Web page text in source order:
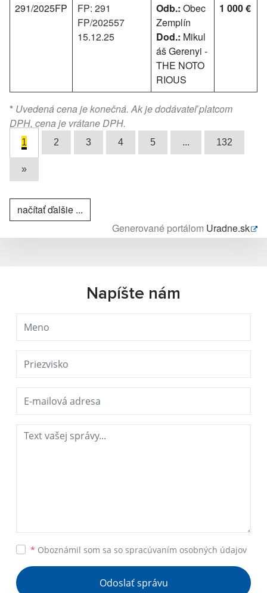
291/2025FP
FP: 291
FP/202557
15.12.25
Odb.: Obec
Zemplín
Dod.: Mikul
áš Gerenyi -
THE NOTO
RIOUS
1 000 €
* Uvedená cena je konečná. Ak je dodávateľ platcom
DPH, cena je vrátane DPH.
1 2 3 4 5 ... 132
»
načítať ďalšie ...
Generované portálom Uradne.sk
Napíšte nám
* Oboznámil som sa so spracúvaním osobných údajov
Odoslať správu